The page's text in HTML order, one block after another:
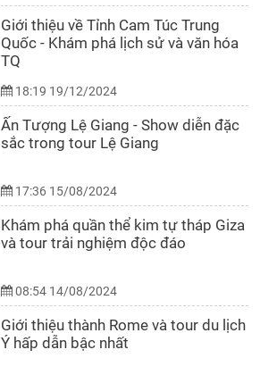
Giới thiệu về Tỉnh Cam Túc Trung
Quốc - Khám phá lịch sử và văn hóa
TQ
18:19 19/12/2024
Ấn Tượng Lệ Giang - Show diễn đặc
sắc trong tour Lệ Giang
17:36 15/08/2024
Khám phá quần thể kim tự tháp Giza
và tour trải nghiệm độc đáo
08:54 14/08/2024
Giới thiệu thành Rome và tour du lịch
Ý hấp dẫn bậc nhất